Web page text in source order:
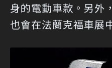
身的電動車款。另外
也會在法蘭克福車展